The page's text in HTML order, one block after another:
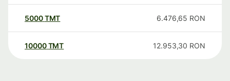
5000TMT 6.476,65 RON
10000 TMT 12.953,30 RON